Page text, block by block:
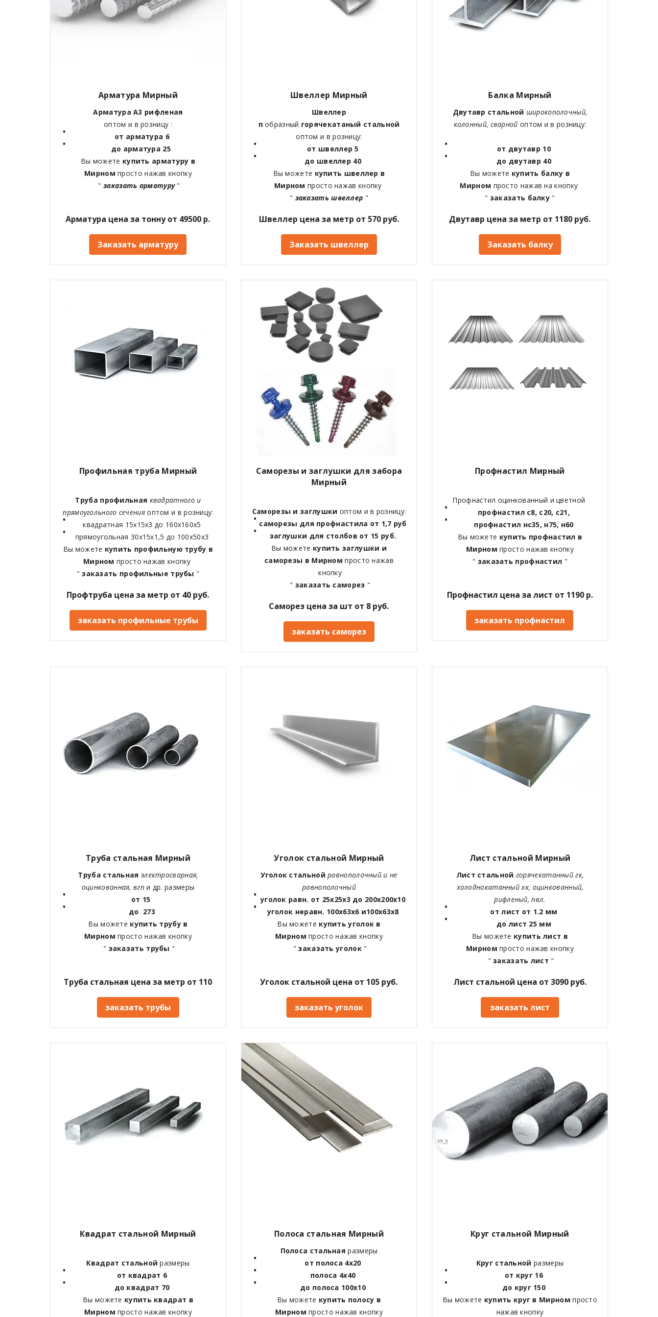
Арматура Мирный
Арматура А3 рифленая
оптом и в розницу :
от арматура 6
до арматура 25
Вы можете купить арматуру в
Мирномпросто нажав кнопку
"заказать арматуру"
Арматура цена за тонну от 49500 р.
Заказать арматуру
Швеллер Мирный
Швеллер
побразный горячекатаный стальной
оптом и в розницу:
от швеллер 5
до швеллер 40
Вы можете купить швеллер в
Мирномпросто нажав кнопку
" заказать швеллер "
Швеллер цена за метр от 570 руб.
Заказать швеллер
Балка Мирный
Двутавр стальной широкополочный,
колонный, сварной оптом и в розницу:
от двутавр 10
до двутавр 40
Вы можете купить балку в
Мирном просто нажав на кнопку
" заказать балку "
Двутавр цена за метр от 1180 руб.
Заказать балку
Профильная труба Мирный
Труба профильная квадратного и
прямоугольного сеченияоптом и в розницу:
квадратная 15х15х3 до 160х160х5
прямоугольная 30х15х1,5 до 100х50х3
Вы можете купить профильную трубу в
Мирномпросто нажав кнопку
"заказать профильные трубы "
Профтруба цена за метр от 40 руб.
заказать профильные трубы
Саморезы и заглушки для забора
Мирный
Саморезы и заглушки оптом и в розницу:
саморезы для профнастила от 1,7 руб
заглушки для столбов от 15 руб.
Вы можете купить заглушки и
саморезы в Мирномпросто нажав
кнопку
" заказать саморез "
Саморез цена за шт от 8 руб.
заказать саморез
Профнастил Мирный
Профнастил оцинкованный и цветной
профнастил с8, с20, с21,
профнастил нс35, н75, н60
Вы можете купить профнастил в
Мирномпросто нажав кнопку
" заказать профнастил "
Профнастил цена за лист от 1190 р.
заказать профнастил
Труба стальная Мирный
Труба стальная электросварная,
оцинкованная, вгпи др. размеры
от 15
до 273
Вы можете купить трубу в
Мирномпросто нажав кнопку
" заказать трубы "
Труба стальная цена за метр от 110
заказать трубы
Уголок стальной Мирный
Уголок стальнойравнополочный и не
равнополочный
уголок равн. от 25х25х3 до 200х200х10
уголок неравн. 100х63х6 и100х63х8
Вы можете купить уголок в
Мирномпросто нажав кнопку
" заказать уголок"
Уголок стальной цена от 105 руб.
заказать уголок
Лист стальной Мирный
Лист стальной горячекатанный гк,
холоднокатанный хк, оцинкованный,
рифленый, пвл.
от лист от 1.2 мм
до лист 25 мм
Вы можете купить лист в
Мирномпросто нажав кнопку
"заказать лист "
Лист стальной цена от 3090 руб.
заказать лист
Квадрат стальной Мирный
Квадрат стальной размеры
от квадрат 6
до квадрат 70
Вы можете купить квадрат в
Мирномпросто нажав кнопку
Полоса стальная Мирный
Полоса стальная размеры
от полоса 4х20
полоса 4х40
до полоса 100х10
Вы можете купить полосу в
Мирномпросто нажав кнопку
Круг стальной Мирный
Круг стальной размеры
от круг 16
до круг 150
Вы можете купить круг в Мирномпросто
нажав кнопку